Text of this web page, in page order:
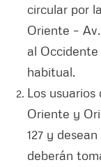
circular por
Oriente –
al
habitual.
Los
Oriente y
127 y
deberán